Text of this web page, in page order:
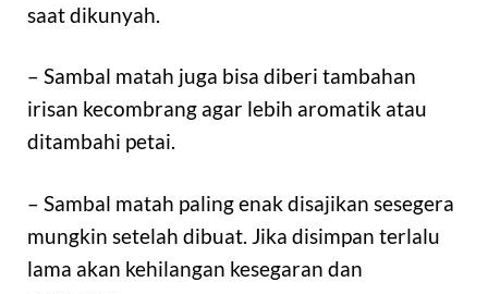
saat dikunyah.
– Sambal matah juga bisa diberi tambahan
irisan kecombrang agar lebih aromatik atau
ditambahi petai.
– Sambal matah paling enak disajikan sesegera
mungkin setelah dibuat. Jika disimpan terlalu
lama akan kehilangan kesegaran dan